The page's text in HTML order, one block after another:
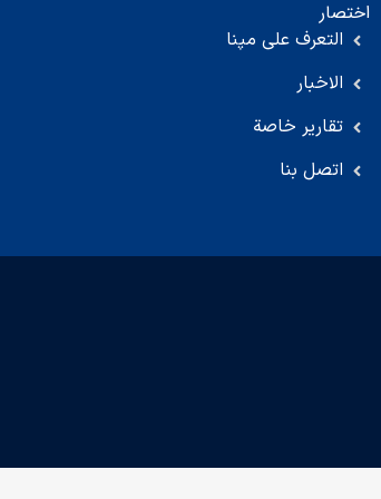
اختصار
التعرف على مپنا
الاخبار
تقارير خاصة
اتصل بنا